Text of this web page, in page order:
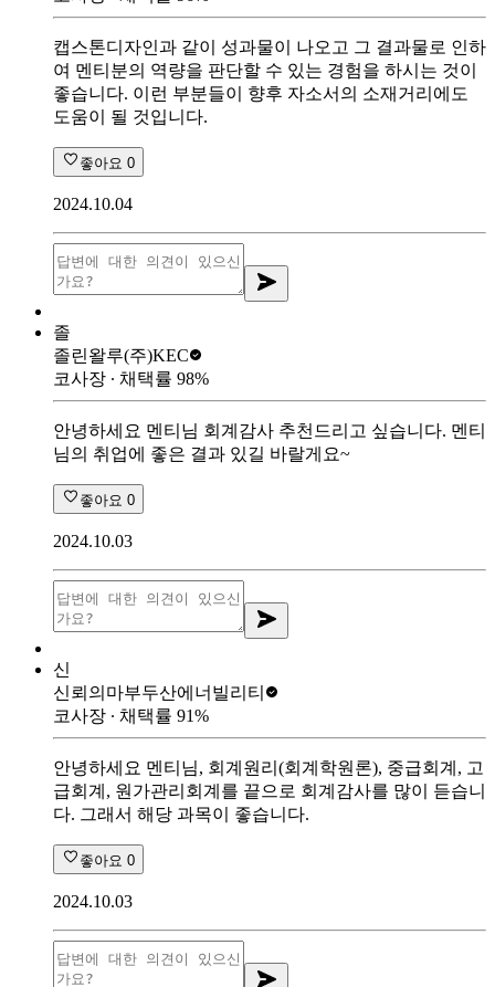
캡스톤디자인과 같이 성과물이 나오고 그 결과물로 인하
여 멘티분의 역량을 판단할 수 있는 경험을 하시는 것이
좋습니다. 이런 부분들이 향후 자소서의 소재거리에도
도움이 될 것입니다.
좋아요 0
2024.10.04
졸
졸린왈루(주)KEC
코사장 ∙ 채택률 98%
안녕하세요 멘티님 회계감사 추천드리고 싶습니다. 멘티
님의 취업에 좋은 결과 있길 바랄게요~
좋아요 0
2024.10.03
신
신뢰의마부두산에너빌리티
코사장 ∙ 채택률 91%
안녕하세요 멘티님, 회계원리(회계학원론), 중급회계, 고
급회계, 원가관리회계를 끝으로 회계감사를 많이 듣습니
다. 그래서 해당 과목이 좋습니다.
좋아요 0
2024.10.03